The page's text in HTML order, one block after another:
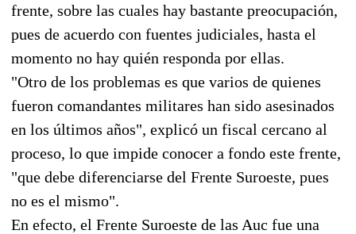
frente, sobre las cuales hay bastante preocupación,
pues de acuerdo con fuentes judiciales, hasta el
momento no hay quién responda por ellas.
"Otro de los problemas es que varios de quienes
fueron comandantes militares han sido asesinados
en los últimos años", explicó un fiscal cercano al
proceso, lo que impide conocer a fondo este frente,
"que debe diferenciarse del Frente Suroeste, pues
no es el mismo".
En efecto, el Frente Suroeste de las Auc fue una